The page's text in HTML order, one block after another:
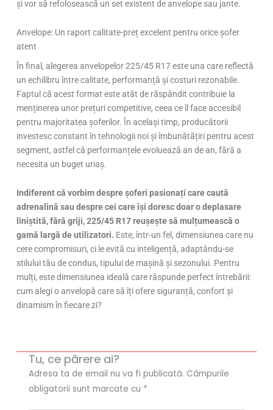
și vor să refolosească un set existent de anvelope sau jante.
Anvelope: Un raport calitate-preț excelent pentru orice șofer
atent
În final, alegerea anvelopelor 225/45 R17 este una care reflectă
un echilibru între calitate, performanță și costuri rezonabile.
Faptul că acest format este atât de răspândit contribuie la
menținerea unor prețuri competitive, ceea ce îl face accesibil
pentru majoritatea șoferilor. În același timp, producătorii
investesc constant în tehnologii noi și îmbunătățiri pentru acest
segment, astfel că performanțele evoluează an de an, fără a
necesita un buget uriaș.
Indiferent că vorbim despre șoferi pasionați care caută
adrenalină sau despre cei care își doresc doar o deplasare
liniștită, fără griji, 225/45 R17 reușește să mulțumească o
gamă largă de utilizatori. Este, într-un fel, dimensiunea care nu
cere compromisuri, ci le evită cu inteligență, adaptându-se
stilului tău de condus, tipului de mașină și sezonului. Pentru
mulți, este dimensiunea ideală care răspunde perfect întrebării:
cum alegi o anvelopă care să îți ofere siguranță, confort și
dinamism în fiecare zi?
Tu, ce părere ai?
Adresa ta de email nu va fi publicată. Câmpurile
obligatorii sunt marcate cu *